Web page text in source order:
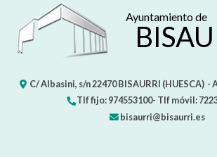
Ayuntamiento de
C/ Albasini, s/n22470BISAURRI (HUESCA) -
Tlf fijo: 974553100- Tlf móvil:
bisaurri@bisaurri.es